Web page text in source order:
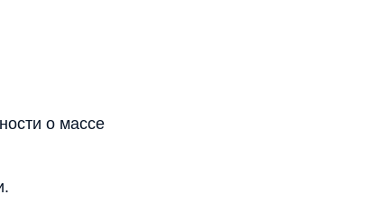
о массе